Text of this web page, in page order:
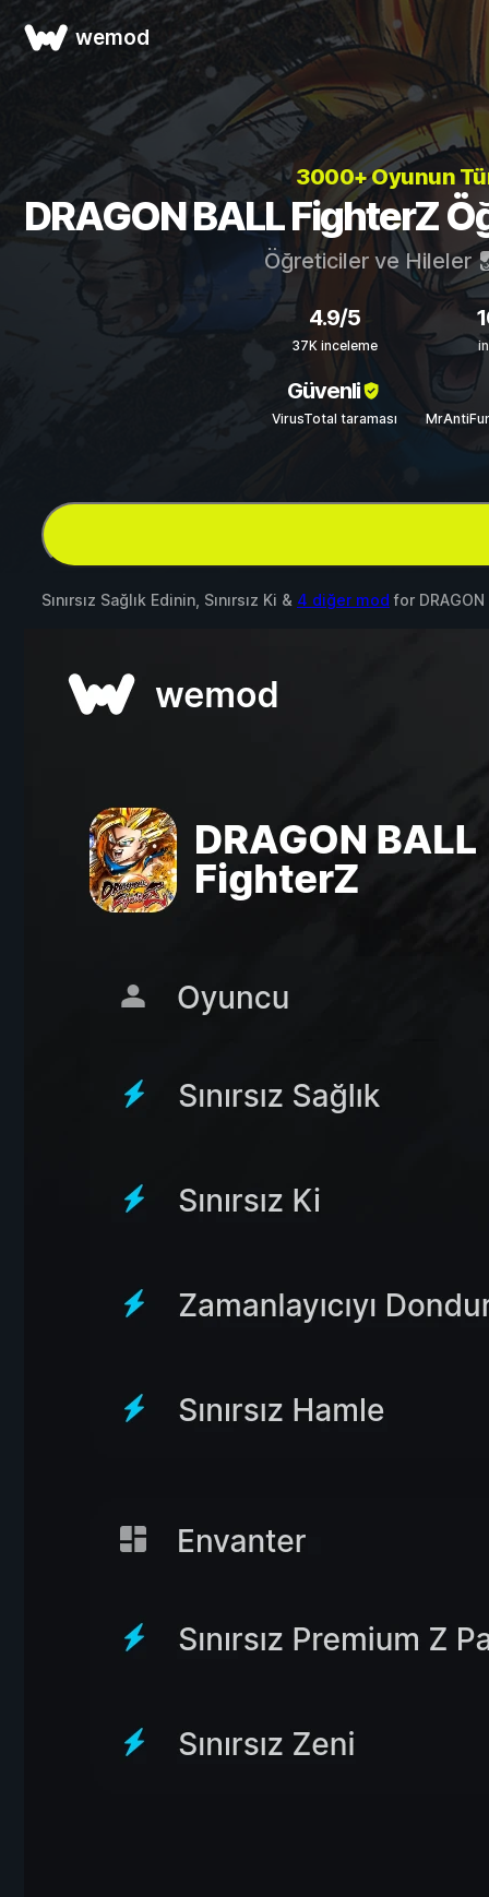
wemod
3000+ Oyunun
DRAGON BALL FighterZ
Öğreticiler ve Hileler
4.9/5
37K inceleme
Güvenli
VirusTotal taraması
Sınırsız Sağlık Edinin, Sınırsız Ki & 4 diğer mod for